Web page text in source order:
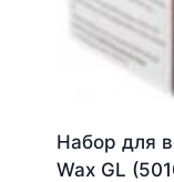
Набор для
Wax GL